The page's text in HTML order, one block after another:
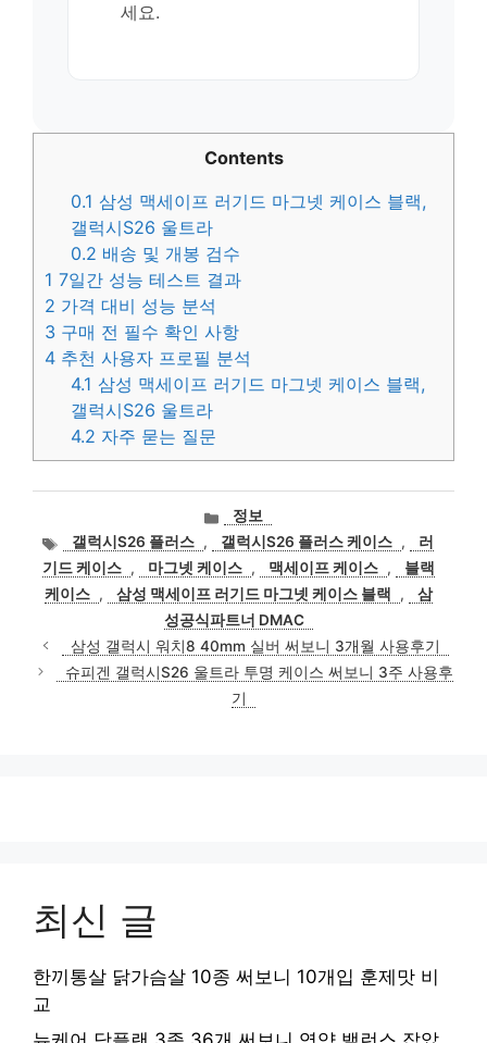
세요.
Contents
0.1 삼성 맥세이프 러기드 마그넷 케이스 블랙,
갤럭시S26 울트라
0.2 배송 및 개봉 검수
1 7일간 성능 테스트 결과
2 가격 대비 성능 분석
3 구매 전 필수 확인 사항
4 추천 사용자 프로필 분석
4.1 삼성 맥세이프 러기드 마그넷 케이스 블랙,
갤럭시S26 울트라
4.2 자주 묻는 질문
카
테
고
리
정보
태
그
갤럭시S26 플러스 , 갤럭시S26 플러스 케이스 ,
러
기드 케이스 , 마그넷 케이스 , 맥세이프 케이스 ,
블랙
케이스 , 삼성 맥세이프 러기드 마그넷 케이스 블랙 ,
삼
성공식파트너 DMAC
삼성 갤럭시 워치8 40mm 실버 써보니 3개월 사용후기
슈피겐 갤럭시S26 울트라 투명 케이스 써보니 3주 사용후
기
최신 글
한끼통살 닭가슴살 10종 써보니 10개입 훈제맛 비
교